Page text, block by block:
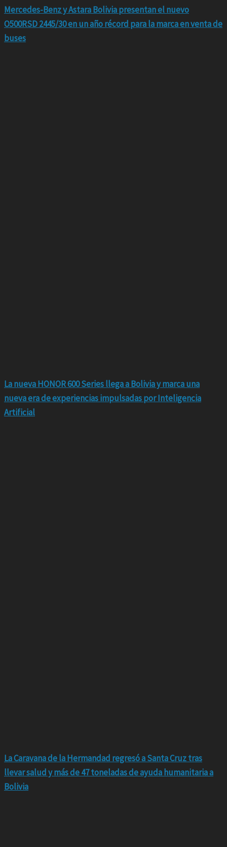
Mercedes-Benz y Astara Bolivia presentan el nuevo
O500RSD 2445/30 en un año récord para la marca en venta de
buses
La nueva HONOR 600 Series llega a Bolivia y marca una
nueva era de experiencias impulsadas por Inteligencia
Artificial
La Caravana de la Hermandad regresó a Santa Cruz tras
llevar salud y más de 47 toneladas de ayuda humanitaria a
Bolivia